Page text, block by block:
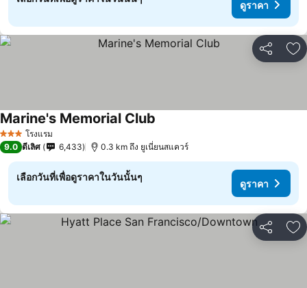
ดูราคา
แชร์ เ
3 ดาว โรงแรม
Marine's Memorial Club
9.0 ดีเลิศ 6,433 0.3 km ถึง ยูเนี่ยนสแควร์
เลือกวันที่เพื่อดูราคาในวันนั้นๆ
ดูราคา
แชร์ เ